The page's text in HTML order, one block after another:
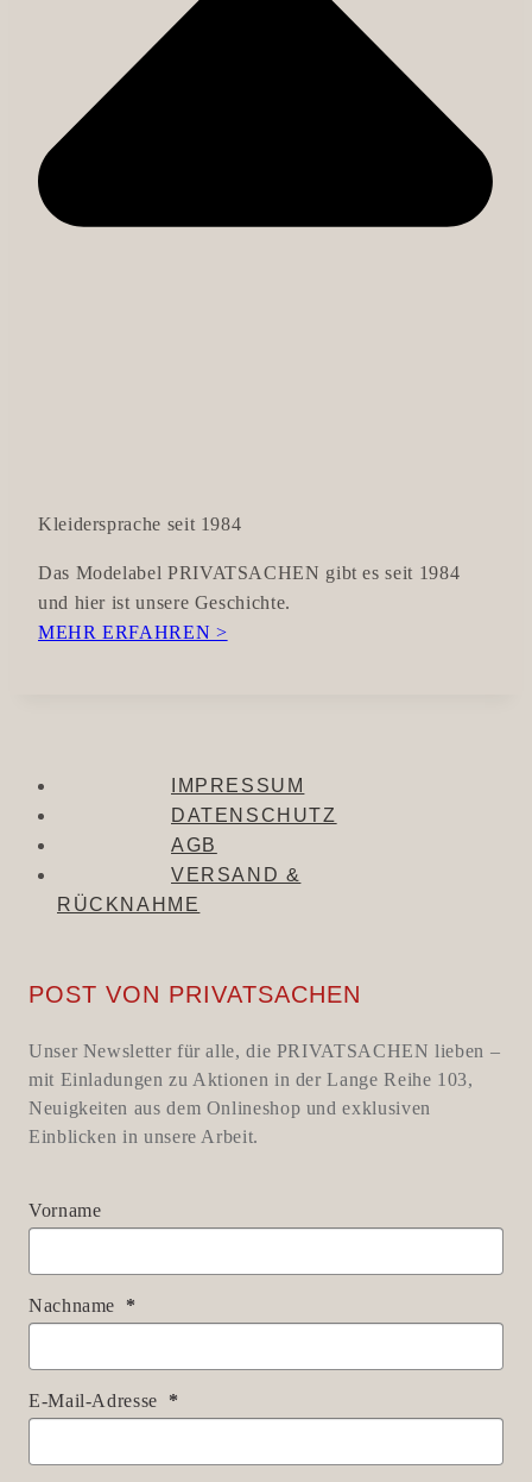
Kleidersprache seit 1984
Das Modelabel PRIVATSACHEN gibt es seit 1984
und hier ist unsere Geschichte.
MEHR ERFAHREN >
IMPRESSUM
DATENSCHUTZ
AGB
VERSAND &
RÜCKNAHME
POST VON PRIVATSACHEN
Unser Newsletter für alle, die PRIVATSACHEN lieben –
mit Einladungen zu Aktionen in der Lange Reihe 103,
Neuigkeiten aus dem Onlineshop und exklusiven
Einblicken in unsere Arbeit.
Vorname
Nachname
E-Mail-Adresse